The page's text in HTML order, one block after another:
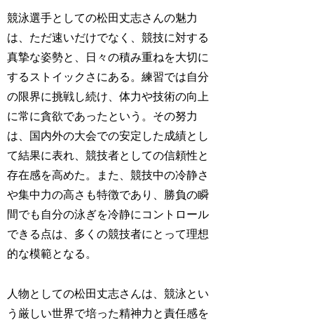
競泳選手としての松田丈志さんの魅力
は、ただ速いだけでなく、競技に対する
真摯な姿勢と、日々の積み重ねを大切に
するストイックさにある。練習では自分
の限界に挑戦し続け、体力や技術の向上
に常に貪欲であったという。その努力
は、国内外の大会での安定した成績とし
て結果に表れ、競技者としての信頼性と
存在感を高めた。また、競技中の冷静さ
や集中力の高さも特徴であり、勝負の瞬
間でも自分の泳ぎを冷静にコントロール
できる点は、多くの競技者にとって理想
的な模範となる。
人物としての松田丈志さんは、競泳とい
う厳しい世界で培った精神力と責任感を